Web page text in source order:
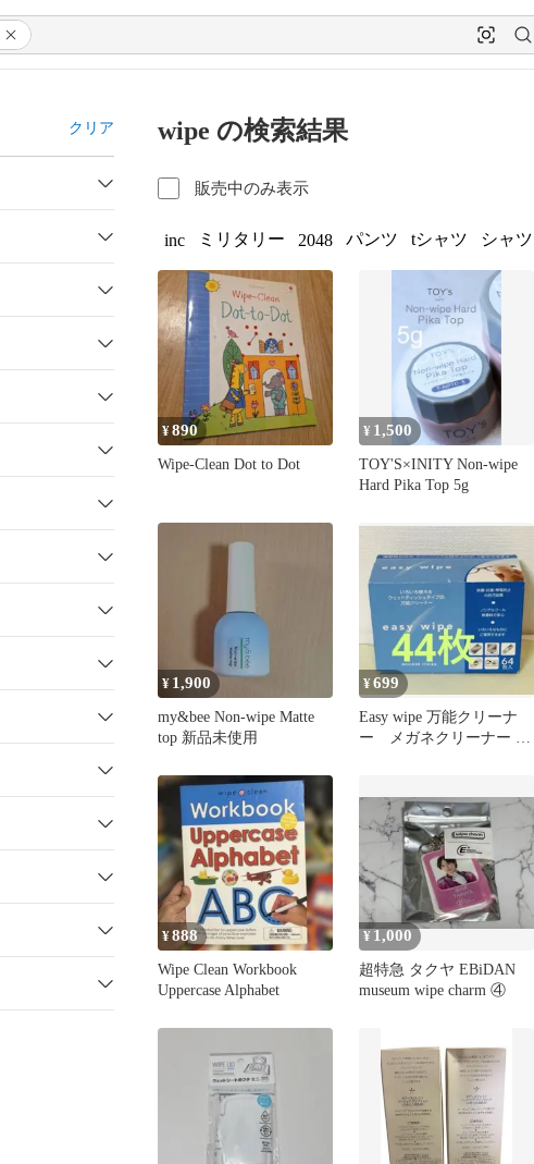
クリア wipe の検索結果
販売中のみ表示
inc ミリタリー 2048 パンツ tシャツ シャツ
¥890
Wipe-Clean Dot to Dot
¥ 1,500
TOY'S×INITY Non-wipe
Hard Pika Top 5g
¥ 1,900
my&bee Non-wipe Matte
top 新品未使用
¥699
Easy wipe 万能クリーナ
ー メガネクリーナー 44
¥888
Wipe Clean Workbook
Uppercase Alphabet
¥ 1,000
超特急 タクヤ EBiDAN
museum wipe charm ④